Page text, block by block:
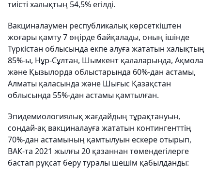
тиісті халықтың 54,5% егілді.
Вакциналаумен республикалық көрсеткіштен
жоғары қамту 7 өңірде байқалады, оның ішінде
Түркістан облысында екпе алуға жататын халықтың
85%-ы, Нұр-Сұлтан, Шымкент қалаларында, Ақмола
және Қызылорда облыстарында 60%-дан астамы,
Алматы қаласында және Шығыс Қазақстан
облысында 55%-дан астамы қамтылған.
Эпидемиологиялық жағдайдың тұрақтануын,
сондай-ақ вакциналауға жататын контингенттің
70%-дан астамының қамтылуын ескере отырып,
ВАК-та 2021 жылғы 20 қазаннан төмендегілерге
бастап рұқсат беру туралы шешім қабылданды: